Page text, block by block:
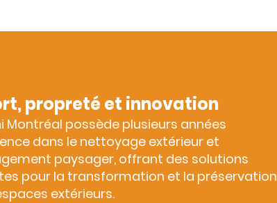
propreté et innovation
Montréal possède plusieurs années
dans le nettoyage extérieur et
paysager, offrant des solutions
pour la transformation et la préservation
extérieurs.